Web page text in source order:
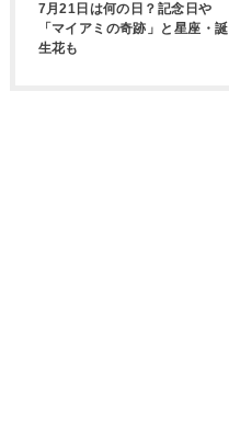
7月21日は何の日？記念日や
「マイアミの奇跡」と星座・誕
生花も